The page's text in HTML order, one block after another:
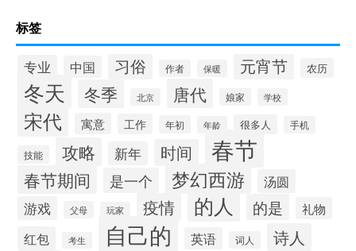
标签
专业 中国 习俗 作者 保暖 元宵节 农历
冬天 冬季 北京 唐代 娘家 学校
宋代 寓意 工作 年初 年龄 很多人 手机
技能 攻略 新年 时间 春节
春节期间 是一个 梦幻西游
汤圆
游戏
父母 玩家 疫情 的人 的是 礼物
红包 考生 自己的 英语 词人
诗人